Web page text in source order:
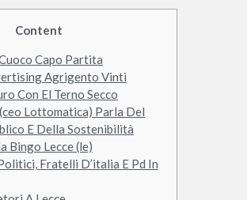
Content
Capo Partita
Agrigento Vinti
Con El Terno Secco
Lottomatica) Parla Del
E Della Sostenibilità
Bingo Lecce (le)
Fratelli D’italia E Pd In